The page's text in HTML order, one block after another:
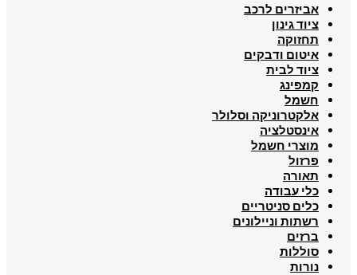
אביזרים לרכב
ציוד גינון
תחזוקה
איטום ודבקים
ציוד לבית
קמפינג
חשמל
אלקטרוניקה וסלולר
אינסטלציה
מוצרי חשמל
פרזול
תאורה
כלי עבודה
כלים סניטריים
רשתות וניילונים
ברזים
סוללות
נורות